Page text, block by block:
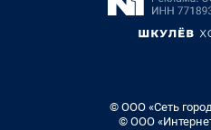
© ООО «Сеть
© ООО